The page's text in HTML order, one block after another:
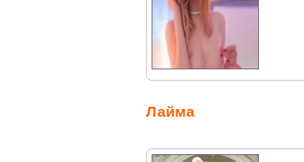
Лайма